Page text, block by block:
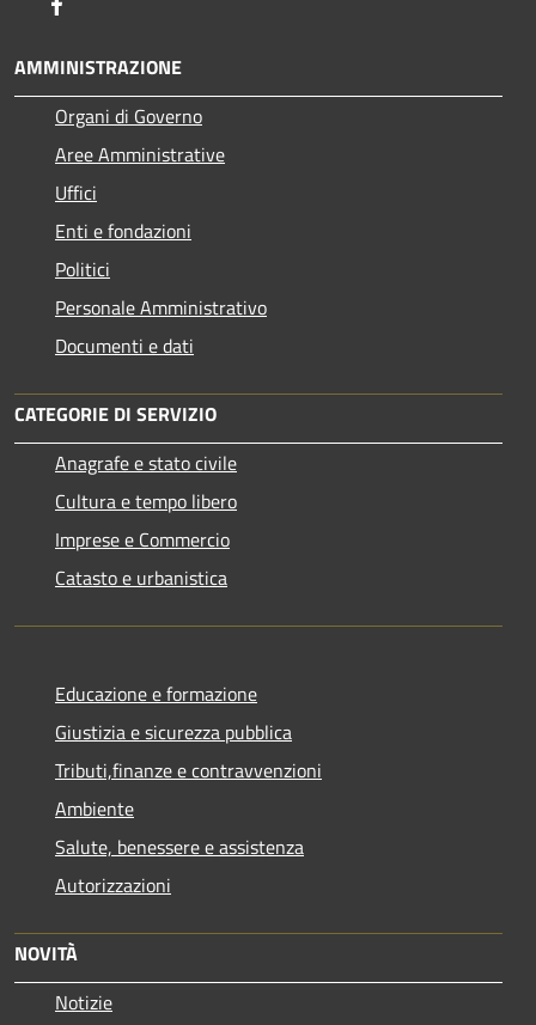
AMMINISTRAZIONE
Organi di Governo
Aree Amministrative
Uffici
Enti e fondazioni
Politici
Personale Amministrativo
Documenti e dati
CATEGORIE DI SERVIZIO
Anagrafe e stato civile
Cultura e tempo libero
Imprese e Commercio
Catasto e urbanistica
Educazione e formazione
Giustizia e sicurezza pubblica
Tributi,finanze e contravvenzioni
Ambiente
Salute, benessere e assistenza
Autorizzazioni
NOVITÀ
Notizie